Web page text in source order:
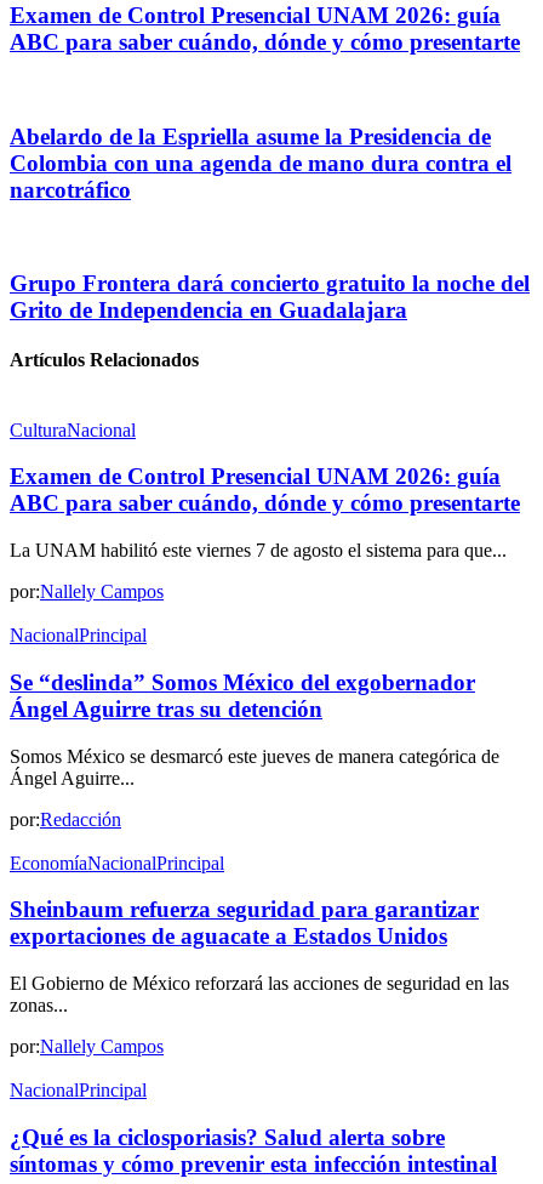
Examen de Control Presencial UNAM 2026: guía
ABC para saber cuándo, dónde y cómo presentarte
Abelardo de la Espriella asume la Presidencia de
Colombia con una agenda de mano dura contra el
narcotráfico
Grupo Frontera dará concierto gratuito la noche del
Grito de Independencia en Guadalajara
Artículos Relacionados
CulturaNacional
Examen de Control Presencial UNAM 2026: guía
ABC para saber cuándo, dónde y cómo presentarte
La UNAM habilitó este viernes 7 de agosto el sistema para que...
por:Nallely Campos
NacionalPrincipal
Se “deslinda” Somos México del exgobernador
Ángel Aguirre tras su detención
Somos México se desmarcó este jueves de manera categórica de
Ángel Aguirre...
por:Redacción
EconomíaNacionalPrincipal
Sheinbaum refuerza seguridad para garantizar
exportaciones de aguacate a Estados Unidos
El Gobierno de México reforzará las acciones de seguridad en las
zonas...
por:Nallely Campos
NacionalPrincipal
¿Qué es la ciclosporiasis? Salud alerta sobre
síntomas y cómo prevenir esta infección intestinal